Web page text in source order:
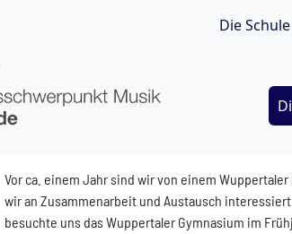
Main
Die Schule
Vor ca. einem Jahr sind wir von einem
wir an Zusammenarbeit und Austausch
besuchte uns das Wuppertaler Gymnasium im